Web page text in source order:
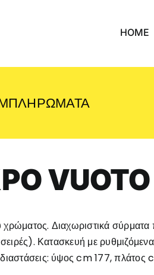
HOME
χρώματος. Διαχωριστικά
Κατασκευή με
διαστάσεις: ύψος cm 177,